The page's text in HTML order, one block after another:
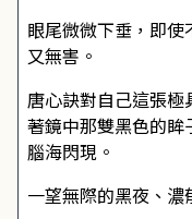
眼尾微微下垂，即
又無害。
唐心訣對自己這張
著鏡中那雙黑色的
腦海閃現。
一望無際的黑夜、